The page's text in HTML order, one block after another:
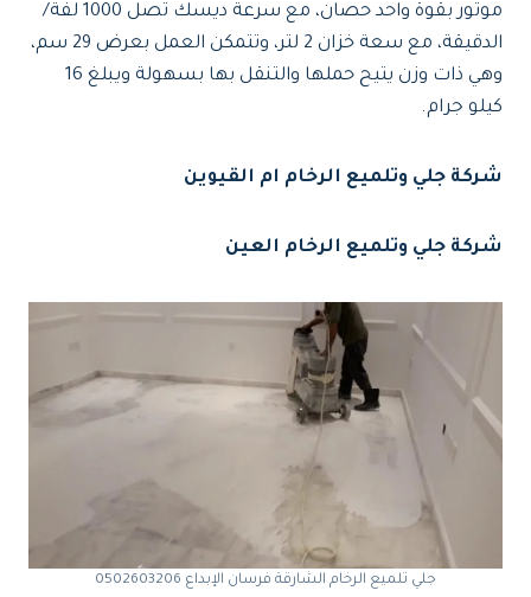
موتور بقوة واحد حصان، مع سرعة ديسك تصل 1000 لفة/
الدقيقة، مع سعة خزان 2 لتر، وتتمكن العمل بعرض 29 سم،
وهي ذات وزن يتيح حملها والتنقل بها بسهولة ويبلغ 16
كيلو جرام.
شركة جلي وتلميع الرخام ام القيوين
شركة جلي وتلميع الرخام العين
جلي تلميع الرخام الشارقة فرسان الإبداع 0502603206